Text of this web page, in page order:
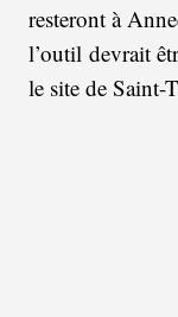
resteront à
l’outil devrait
le site de Saint-